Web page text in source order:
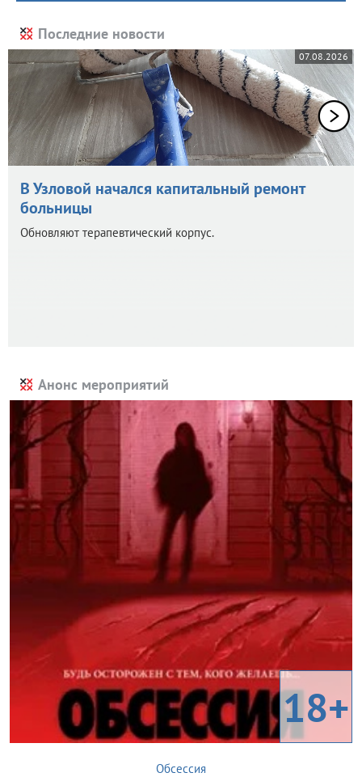
Последние новости
07.08.2026
В Узловой начался капитальный ремонт
больницы
Обновляют терапевтический корпус.
Анонс мероприятий
18+
Обсессия